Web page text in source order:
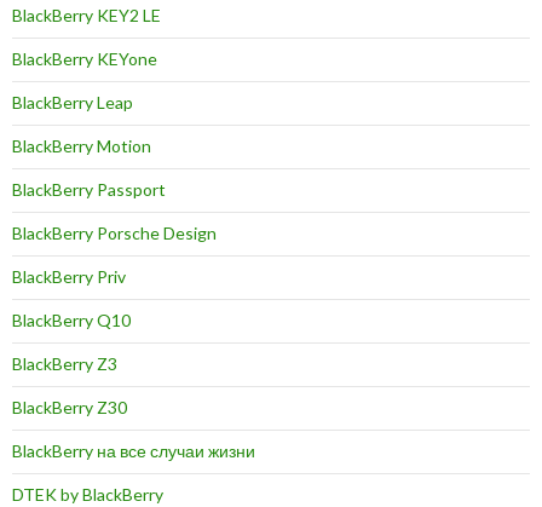
BlackBerry KEY2 LE
BlackBerry KEYone
BlackBerry Leap
BlackBerry Motion
BlackBerry Passport
BlackBerry Porsche Design
BlackBerry Priv
BlackBerry Q10
BlackBerry Z3
BlackBerry Z30
BlackBerry на все случаи жизни
DTEK by BlackBerry